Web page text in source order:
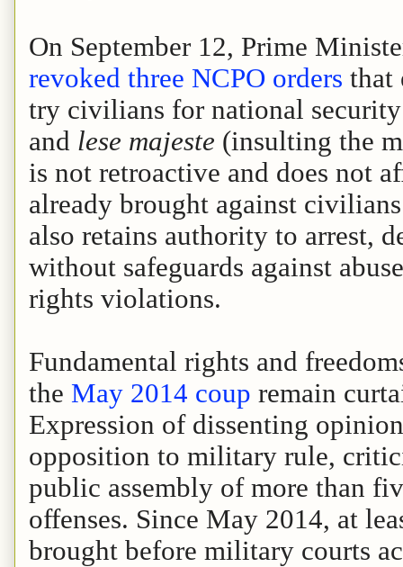
On September 12, Prime
revoked three NCPO orders that
try civilians for national
and lese majeste (insulting the
is not retroactive and does not
already brought against
also retains authority to arrest,
without safeguards against
rights violations.
Fundamental rights and
the May 2014 coup remain
Expression of dissenting
opposition to military rule,
public assembly of more than
offenses. Since May 2014, at
brought before military courts